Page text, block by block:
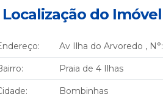
Localização do Imóvel
Av Ilha do Arvoredo , N°:
Praia de 4 Ilhas
Bombinhas